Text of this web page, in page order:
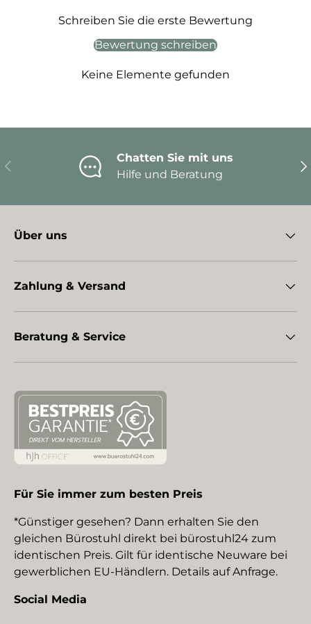
Schreiben Sie die erste Bewertung
Bewertung schreiben
Keine Elemente gefunden
Vorherige
Chatten Sie mit uns
Hilfe und Beratung
Über uns
Zahlung & Versand
Beratung & Service
Für Sie immer zum besten Preis
*Günstiger gesehen? Dann erhalten Sie den
gleichen Bürostuhl direkt bei bürostuhl24 zum
identischen Preis. Gilt für identische Neuware bei
gewerblichen EU-Händlern. Details auf Anfrage.
Social Media